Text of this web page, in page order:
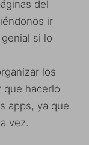
del
ir
si lo
los
que hacerlo
apps, ya que
vez.